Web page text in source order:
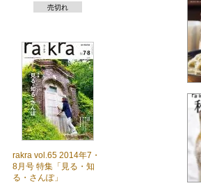
売切れ
rakra vol.65 2014年7・
8月号 特集「見る・知
る・さんぽ」